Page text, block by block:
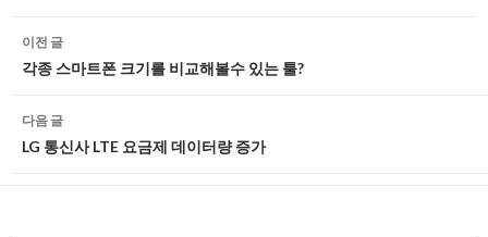
글
네
비
게
이
이전 글
각종 스마트폰 크기를 비교해볼수 있는 툴?
다음 글
LG 통신사 LTE 요금제 데이터량 증가